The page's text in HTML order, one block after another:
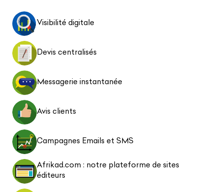
Visibilité digitale
Devis centralisés
Messagerie instantanée
Avis clients
Campagnes Emails et SMS
Afrikad.com : notre plateforme de sites
éditeurs